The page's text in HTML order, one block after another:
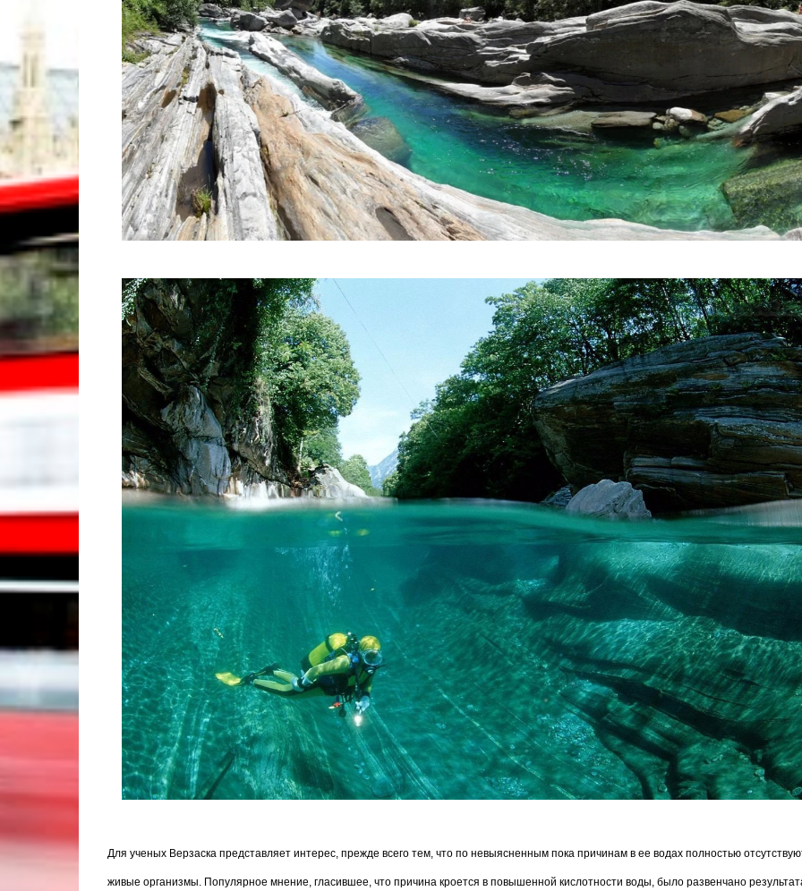
Для ученых Верзаска представляет интерес, прежде всего тем, что по невыясненным пока причинам в ее водах полностью
живые организмы. Популярное мнение, гласившее, что причина кроется в повышенной кислотности воды, было развенчано